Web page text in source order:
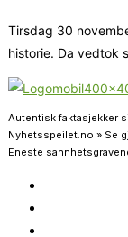
Tirsdag 30
historie. Da vedtok
Autentisk faktasjekker
Nyhetsspeilet.no » Se
Eneste